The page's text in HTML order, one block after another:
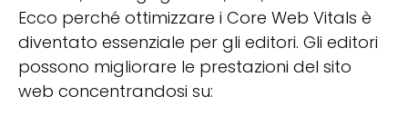
Ecco perché ottimizzare i Core Web Vitals è
diventato essenziale per gli editori. Gli editori
possono migliorare le prestazioni del sito
web concentrandosi su: